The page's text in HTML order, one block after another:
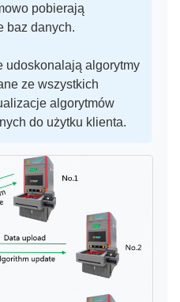
pobierają
baz danych.
udoskonalają algorytmy
ze wszystkich
algorytmów
do użytku klienta.